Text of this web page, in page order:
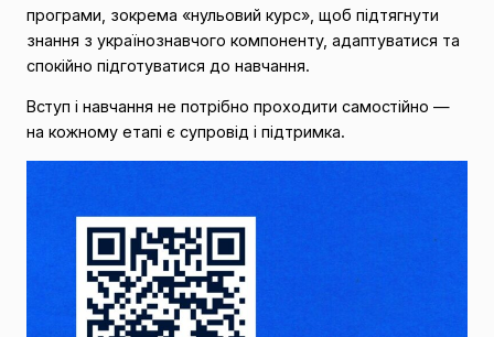
програми, зокрема «нульовий курс», щоб підтягнути
знання з українознавчого компоненту, адаптуватися та
спокійно підготуватися до навчання.
Вступ і навчання не потрібно проходити самостійно —
на кожному етапі є супровід і підтримка.